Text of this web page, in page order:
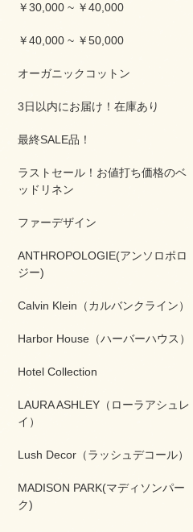
￥30,000 ~ ￥40,000
￥40,000 ~ ￥50,000
オーガニックコットン
3日以内にお届け！在庫あり
最終SALE品！
ラストセール！お値打ち価格のベ
ッドリネン
ファーデザイン
ANTHROPOLOGIE(アンソロポロ
ジー)
Calvin Klein（カルバンクライン）
Harbor House（ハーバーハウス）
Hotel Collection
LAURA ASHLEY（ローラアシュレ
イ）
Lush Decor（ラッシュデコール）
MADISON PARK(マディソンパー
ク)